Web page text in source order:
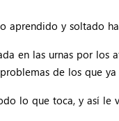
aprendido y soltado
en las urnas por
de los que
lo que toca, y así le